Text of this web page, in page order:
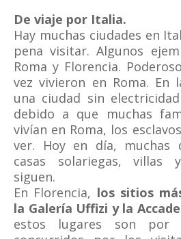
De viaje por Italia.
Hay muchas ciudades en
pena visitar. Algunos
Roma y Florencia.
vez vivieron en Roma. En
una ciudad sin
debido a que muchas
vivían en Roma, los
ver. Hoy en día, muchas
casas solariegas, villas
siguen.
En Florencia, los sitios
la Galería Uffizi y la
estos lugares son por